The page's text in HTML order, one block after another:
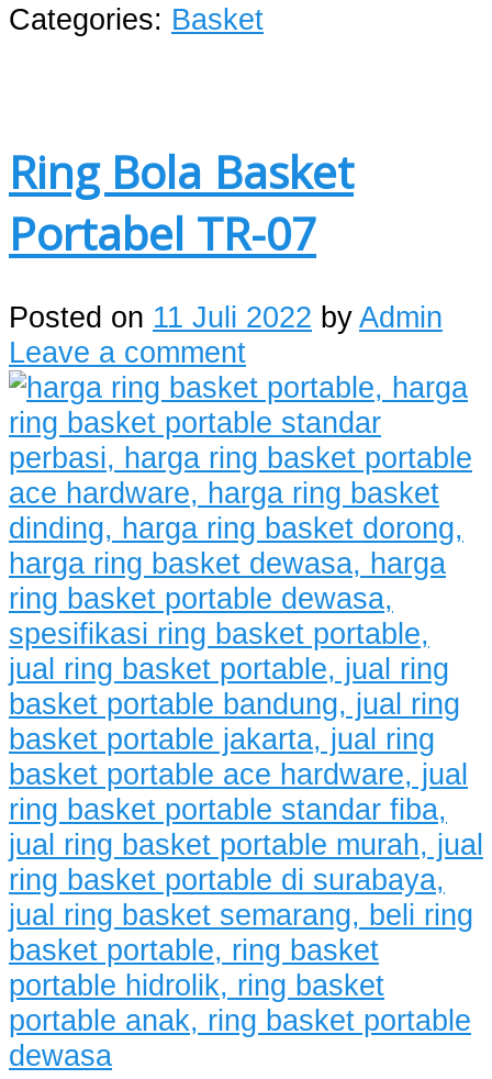
Categories: Basket
Ring Bola Basket
Portabel TR-07
Posted on 11 Juli 2022 byAdmin
Leave a comment